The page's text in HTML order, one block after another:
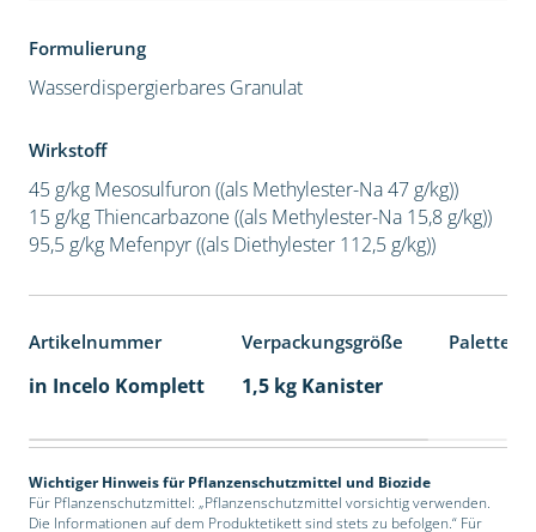
Formulierung
Wasserdispergierbares Granulat
Wirkstoff
45 g/kg Mesosulfuron ((als Methylester-Na 47 g/kg))
15 g/kg Thiencarbazone ((als Methylester-Na 15,8 g/kg))
95,5 g/kg Mefenpyr ((als Diethylester 112,5 g/kg))
Artikelnummer Verpackungsgröße
in Incelo Komplett 1,5 kg Kanister
Wichtiger Hinweis für Pflanzenschutzmittel und Biozide
Für Pflanzenschutzmittel: „Pflanzenschutzmittel vorsichtig verwenden.
Die Informationen auf dem Produktetikett sind stets zu befolgen.“ Für